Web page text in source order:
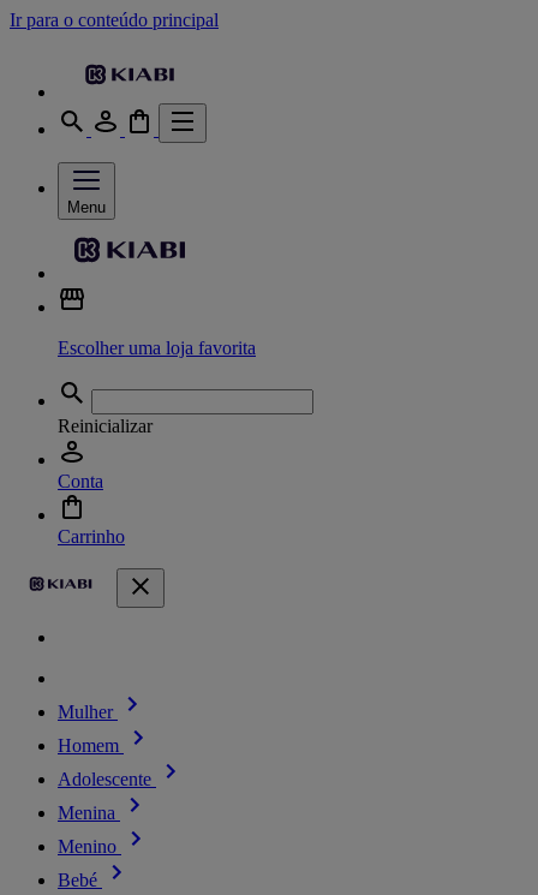
Ir para o conteúdo principal
Menu
Escolher uma loja favorita
Reinicializar
Conta
Carrinho
Mulher
Homem
Adolescente
Menina
Menino
Bebé